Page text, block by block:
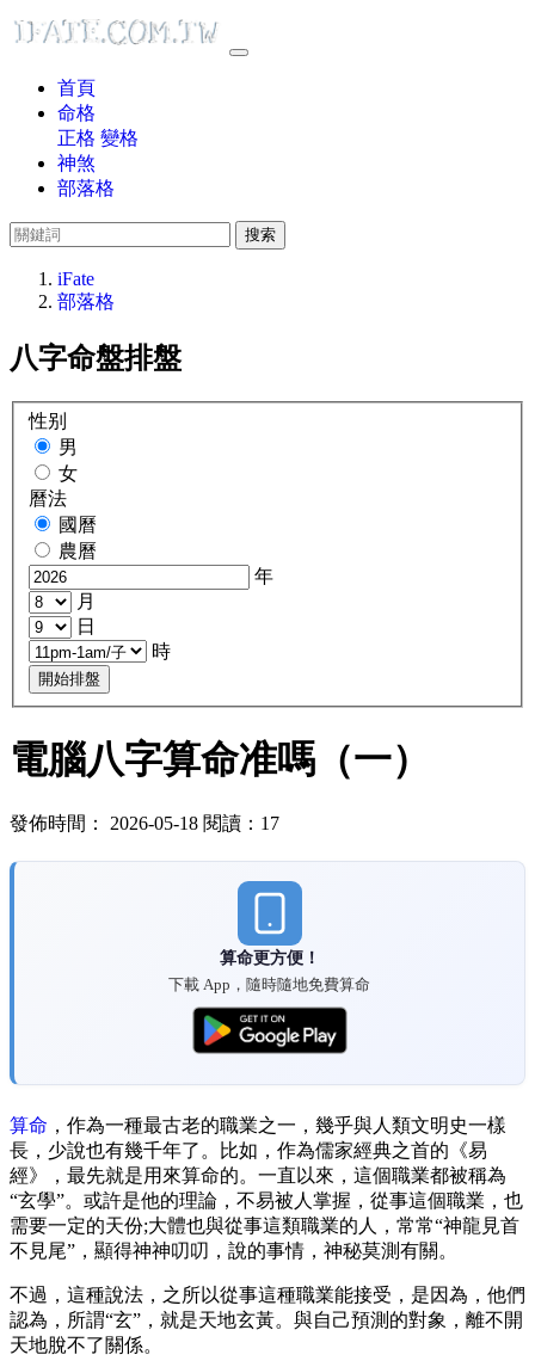
首頁
命格
正格 變格
神煞
部落格
搜索
iFate
部落格
八字命盤排盤
性别
男
女
曆法
國曆
農曆
年
月
日
時
開始排盤
電腦八字算命准嗎（一）
發佈時間： 2026-05-18 閱讀：17
算命更方便！
下載 App，隨時隨地免費算命
算命 ，作為一種最古老的職業之一，幾乎與人類文明史一樣
長，少說也有幾千年了。比如，作為儒家經典之首的《易
經》，最先就是用來算命的。一直以來，這個職業都被稱為
“玄學”。或許是他的理論，不易被人掌握，從事這個職業，也
需要一定的天份;大體也與從事這類職業的人，常常“神龍見首
不見尾”，顯得神神叨叨，說的事情，神秘莫測有關。
不過，這種說法，之所以從事這種職業能接受，是因為，他們
認為，所謂“玄”，就是天地玄黃。與自己預測的對象，離不開
天地脫不了關係。